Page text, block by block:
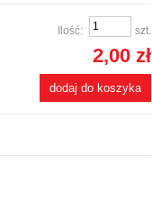
Ilość: szt.
2,00 zł
dodaj do koszyka